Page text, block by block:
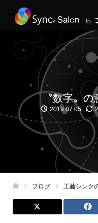
〝数字〟
2019.07.05
ブログ 工藤シンク